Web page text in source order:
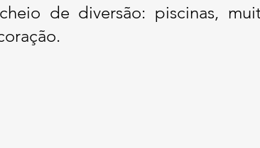
de diversão: piscinas,